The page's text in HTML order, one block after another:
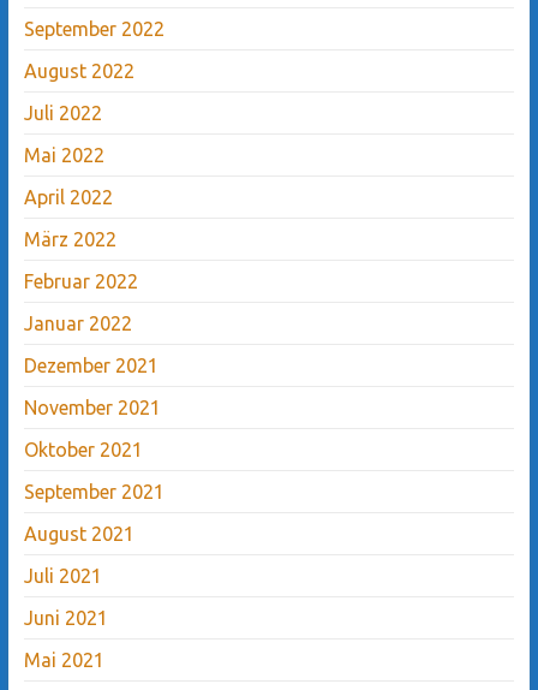
September 2022
August 2022
Juli 2022
Mai 2022
April 2022
März 2022
Februar 2022
Januar 2022
Dezember 2021
November 2021
Oktober 2021
September 2021
August 2021
Juli 2021
Juni 2021
Mai 2021